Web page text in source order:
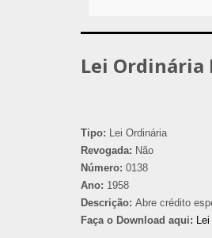
Lei Ordinária
Tipo: Lei Ordinária
Revogada: Não
Número: 0138
Ano: 1958
Descrição: Abre crédito
Faça o Download aqui: